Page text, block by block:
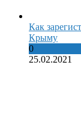
Как
Крыму
0
25.02.2021